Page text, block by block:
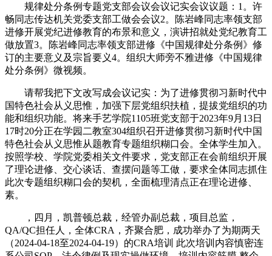
规律处分条例专题党支部会议会议记实会议议题：1。许
畅同志传达机关党委支部工做会会议2。陈岩峰同志率领支部
进修开展党纪进修教育的布景和意义，演讲招就处党纪教育工
做放置3。陈岩峰同志率领支部进修《中国规律处分条例》修
订的主要意义及宗旨要义4。组织大师旁不雅进修《中国规律
处分条例》微视频。
请帮我把下文改写成会议记实：为了进修贯彻习新时代中
国特色社会从义思惟，加强下层党组织扶植，提拔党组织的功
能和组织功能。将来手艺学院1105班党支部于2023年9月13日
17时20分正在学园二教室304组织召开进修贯彻习新时代中国
特色社会从义思惟从题教育专题组织糊口会。全体学生加入。
按照学校、学院党委相关文件要求，党支部正在会前组织开展
了理论进修、交心谈话、查摆问题等工做，要求全体同志抓住
此次专题组织糊口会的契机，全面梳理清点正在理论进修、
素。
，四月，凯普顿总裁，经管办副总裁，项目总监，
QA/QC担任人，全体CRA，齐聚合肥，成功举办了为期两天
（2024-04-18至2024-04-19）的CRA培训 此次培训内容慎密连